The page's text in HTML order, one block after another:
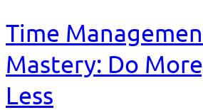
Time
Mastery: Do
Less